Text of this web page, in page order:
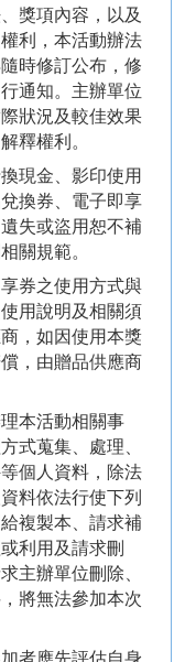
獎項內容，以及
利，本活動辦法
時修訂公布，修
通知。主辦單位
狀況及較佳效果
釋權利。
現金、影印使用
換券、電子即享
失或盜用恕不補
關規範。
券之使用方式與
用說明及相關須
，如因使用本獎
，由贈品供應商
本活動相關事
式蒐集、處理、
個人資料，除法
料依法行使下列
複製本、請求補
利用及請求刪
主辦單位刪除、
將無法參加本次
者應先評估自身